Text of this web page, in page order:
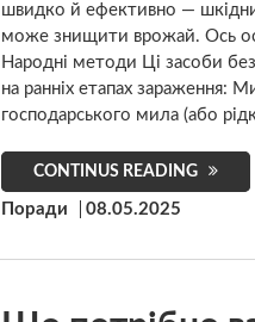
швидко й ефективно —
може знищити врожай. Ось
Народні методи Ці засоби
на ранніх етапах зараження:
господарського мила (або
CONTINUS READING
Поради 08.05.2025